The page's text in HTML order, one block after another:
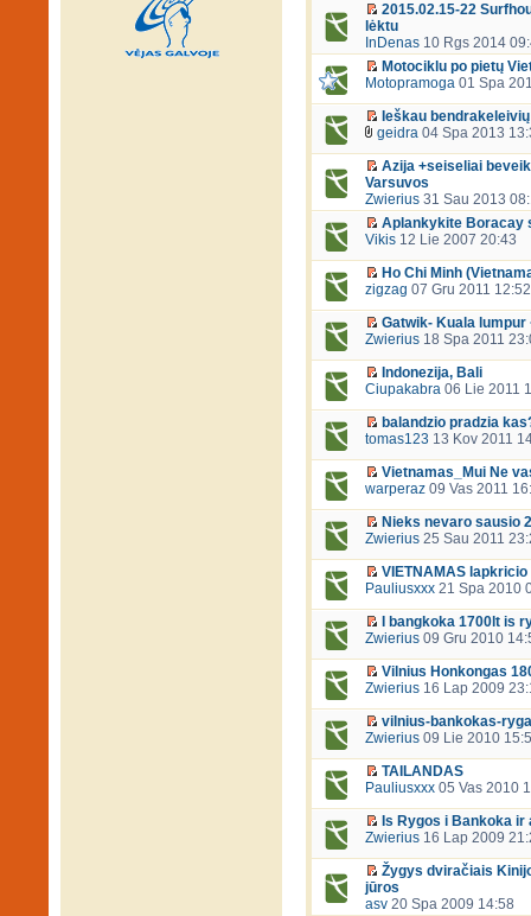
2015.02.15-22
lėktu
InDenas 10 Rgs 2014
Motociklu po pietų
Motopramoga 01 Spa
Ieškau bendrakeleivių
geidra 04 Spa 2013
Azija +seiseliai
Varsuvos
Zwierius 31 Sau 2013
Aplankykite Boracay
Vikis 12 Lie 2007 20:43
Ho Chi Minh
zigzag 07 Gru 2011 12:52
Gatwik- Kuala lumpur
Zwierius 18 Spa 2011
Indonezija, Bali
Ciupakabra 06 Lie 2011
balandzio pradzia
tomas123 13 Kov 2011
Vietnamas_Mui Ne
warperaz 09 Vas 2011
Nieks nevaro sausio
Zwierius 25 Sau 2011
VIETNAMAS
Pauliusxxx 21 Spa 2010
I bangkoka 1700lt is
Zwierius 09 Gru 2010
Vilnius Honkongas
Zwierius 16 Lap 2009
vilnius-bankokas-
Zwierius 09 Lie 2010
TAILANDAS
Pauliusxxx 05 Vas 2010
Is Rygos i Bankoka ir
Zwierius 16 Lap 2009
Žygys dviračiais
jūros
asv 20 Spa 2009 14:58